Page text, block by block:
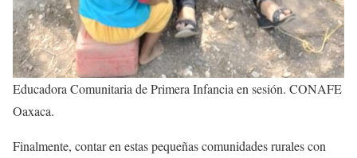
Educadora Comunitaria de Primera Infancia en sesión. CONAFE
Oaxaca.
Finalmente, contar en estas pequeñas comunidades rurales con